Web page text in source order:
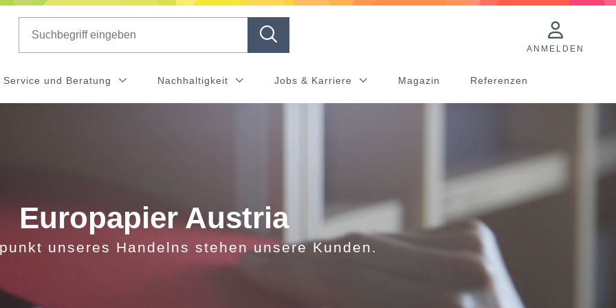
ANMELDEN
Service und Beratung Nachhaltigkeit Jobs & Karriere Magazin Referenzen
Europapier Austria
unseres Handelns stehen unsere Kunden.